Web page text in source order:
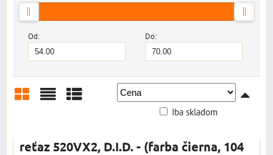
Od: Do:
Iba skladom
reťaz 520VX2, D.I.D. - (farba čierna, 104